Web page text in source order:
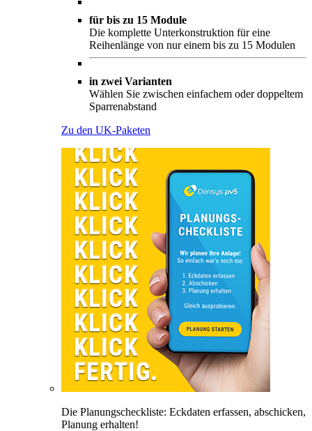
für bis zu 15 Module
Die komplette Unterkonstruktion für eine
Reihenlänge von nur einem bis zu 15 Modulen
in zwei Varianten
Wählen Sie zwischen einfachem oder doppeltem
Sparrenabstand
Zu den UK-Paketen
Die Planungscheckliste: Eckdaten erfassen, abschicken,
Planung erhalten!